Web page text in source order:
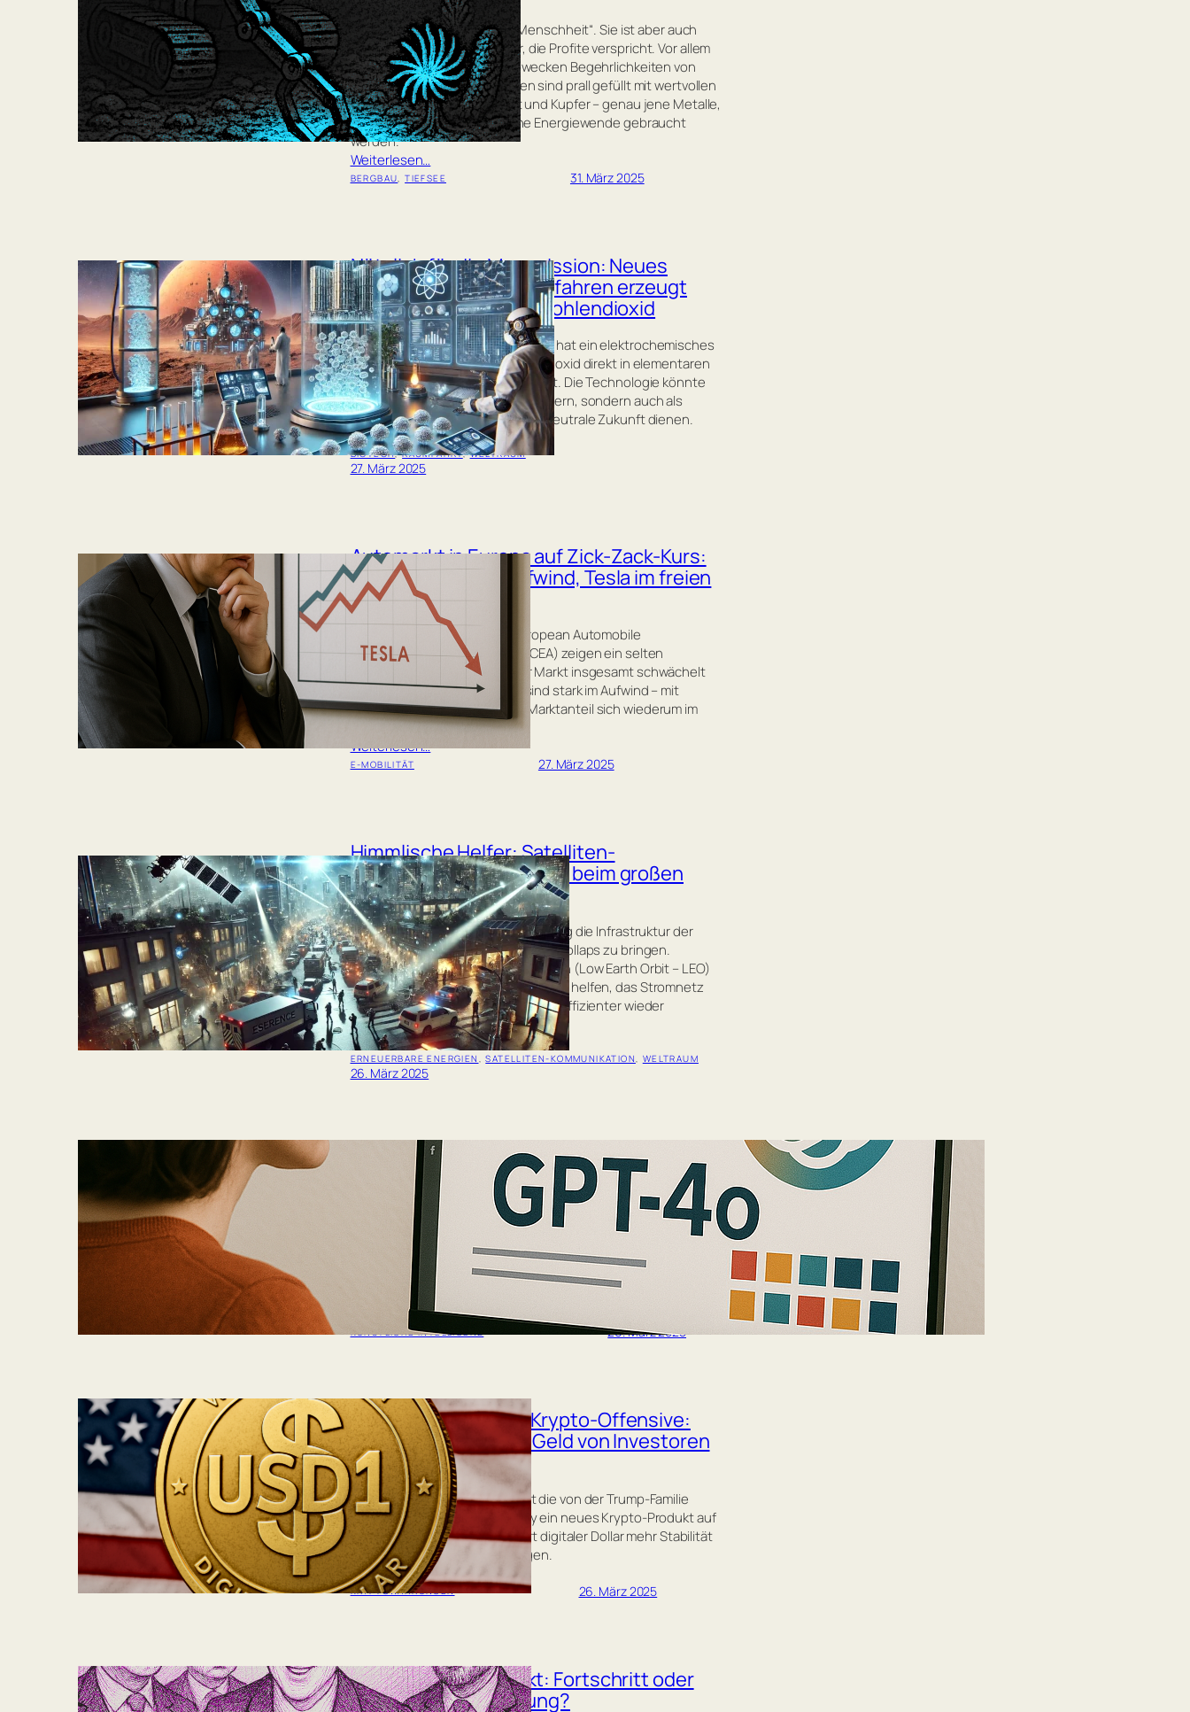
Die Tiefsee gilt als „Erbe der Menschheit“. Sie ist aber auch
eine konkrete Schatzkammer, die Profite verspricht. Vor allem
die Manganknollen im Pazifik wecken Begehrlichkeiten von
Konzernen. Die Mineralbrocken sind prall gefüllt mit wertvollen
Rohstoffen wie Nickel, Kobalt und Kupfer – genau jene Metalle,
die für Batterien und die grüne Energiewende gebraucht
werden.
Weiterlesen…
BERGBAU , TIEFSEE 31. März 2025
Nützlich für die Marsmission: Neues
elektrochemisches Verfahren erzeugt
Sauerstoff direkt aus Kohlendioxid
Ein chinesisches Forschungsteam hat ein elektrochemisches
Verfahren entwickelt, das Kohlendioxid direkt in elementaren
Kohlenstoff und Sauerstoff spaltet. Die Technologie könnte
nicht nur Leben auf dem Mars sichern, sondern auch als
Wegbereiter für eine kohlenstoffneutrale Zukunft dienen.
Weiterlesen…
BIOTECH, RAUMFAHRT, WELTRAUM
27. März 2025
Automarkt in Europa auf Zick-Zack-Kurs:
Elektro-Autos im Aufwind, Tesla im freien
Fall
Die Februar-Statistiken der European Automobile
Manufacturer’s Association (ACEA) zeigen ein selten
gesehenes Zick-Zack-Bild: Der Markt insgesamt schwächelt
leicht, Elektroautos dagegen sind stark im Aufwind – mit
Ausnahme von Tesla, dessen Marktanteil sich wiederum im
freien Fall befindet.
Weiterlesen…
E-MOBILITÄT 27. März 2025
Himmlische Helfer: Satelliten-
Kommunikation als Joker beim großen
Blackout?
Ein großflächiger Stromausfall vermag die Infrastruktur der
Industrieländer binnen kurzen zum Kollaps zu bringen.
Satelliten in erdnahen Umlaufbahnen (Low Earth Orbit – LEO)
könnten künftig entscheidend dabei helfen, das Stromnetz
nach einem Blackout schneller und effizienter wieder
hochzufahren.
Weiterlesen…
ERNEUERBARE ENERGIEN , SATELLITEN-KOMMUNIKATION WELTRAUM
26. März 2025
Neue Version von ChatGPT-4o erzeugt
realistischere Bilder – Präsentationen mit
Text & Logos inklusive
OpenAI spricht von einem „Durchbruch“: die neueste Version
von GPT-4o soll Bilder in beeindruckender Qualität generieren
können. Die Bildgenerierung als jüngste Erweiterung steht
allen Nutzern zur Verfügung.
Weiterlesen…
KÜNSTLICHE INTELLIGENZ 26. März 2025
Trumps persönliche Krypto-Offensive:
Stablecoin USD1 soll Geld von Investoren
locken
Mit dem Stablecoin USD1 bringt die von der Trump-Familie
gegründete Firma World Liberty ein neues Krypto-Produkt auf
den Markt. USD1 soll als eine Art digitaler Dollar mehr Stabilität
in die volatile Krypto-Welt bringen.
Weiterlesen…
KRYPTOWÄHRUNGEN 26. März 2025
Metas 2Africa-Projekt: Fortschritt oder
digitale Kolonialisierung?